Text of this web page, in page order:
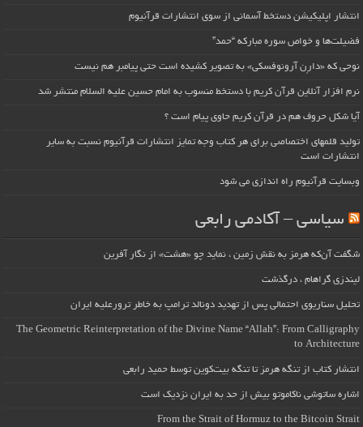
انتشار اپلیکیشن دستخط آسمانی از سوی انتشارات قرآنیوم
فضیلت‌ها و خواص سوره مبارکه “حمد”
نوحی که «دارِن آرونوفسکی» به تصویر کشیده است حتی پیامبر هم نیست
نرم افزار آنلاین قرآن کریم با دستخط منسوب به امام حسین علیه السلام منتشر شد
آیا شکل حروف هم در قرآن کریم حاوی پیام است ؟
تولید قلمهای اختصاصی برای هر کتاب وجه تمایز انتشارات قرآنیوم نسبت به سایر
انتشارات است
وبسایت قرآنیوم راه اندازی می شود
سیاسی – آکادمی رابعی
شگفت آن‌که هرمز به نقش زمین ، نماید چو «هشت» از نگار آفرین
لیندزی گراهام ، درگذشت
تحلیل سناریوی احتمالی پس از تهدید دونالد ترامپ به خاطر ترورعلیه ایران
The Geometric Reinterpretation of the Divine Name “Allah”: From Calligraphy
to Architecture
انتشار کتاب از تنگه هرمز تا تنگه بیت‌کوین توسط حمید رابعی
اشاره ساتوشی ناکاموتو بیش از حد به ایران نزدیک است
From the Strait of Hormuz to the Bitcoin Strait